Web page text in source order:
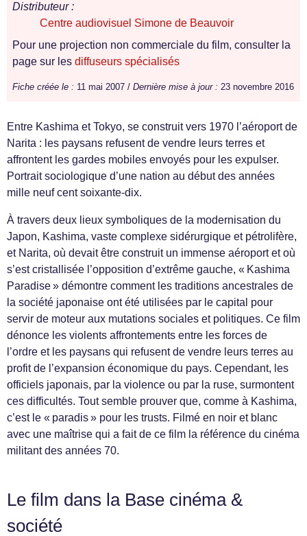
Distributeur :
Centre audiovisuel Simone de Beauvoir
Pour une projection non commerciale du film, consulter la
page sur les diffuseurs spécialisés
Fiche créée le : 11 mai 2007 / Dernière mise à jour : 23 novembre 2016
Entre Kashima et Tokyo, se construit vers 1970 l’aéroport de
Narita : les paysans refusent de vendre leurs terres et
affrontent les gardes mobiles envoyés pour les expulser.
Portrait sociologique d’une nation au début des années
mille neuf cent soixante-dix.
À travers deux lieux symboliques de la modernisation du
Japon, Kashima, vaste complexe sidérurgique et pétrolifère,
et Narita, où devait être construit un immense aéroport et où
s’est cristallisée l’opposition d’extrême gauche, « Kashima
Paradise » démontre comment les traditions ancestrales de
la société japonaise ont été utilisées par le capital pour
servir de moteur aux mutations sociales et politiques. Ce film
dénonce les violents affrontements entre les forces de
l’ordre et les paysans qui refusent de vendre leurs terres au
profit de l’expansion économique du pays. Cependant, les
officiels japonais, par la violence ou par la ruse, surmontent
ces difficultés. Tout semble prouver que, comme à Kashima,
c’est le « paradis » pour les trusts. Filmé en noir et blanc
avec une maîtrise qui a fait de ce film la référence du cinéma
militant des années 70.
Le film dans la Base cinéma &
société